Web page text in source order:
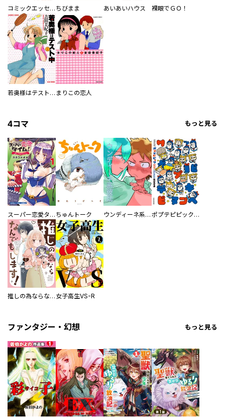
コミックエッセイ せらびぃ ちびまま あいあいハウス 裸眼でＧＯ！
若奥様はテスト中 まりこの恋人
4コマ もっと見る
スーパー恋愛タイム！～現場でドＳな彼女は自宅でデレる～ ちゅんトーク ウンディーネ系彼氏 ポプテピピック SEASON EIGHT
推しの為ならなんでもします！ 女子高生VS-R
ファンタジー・幻想 もっと見る